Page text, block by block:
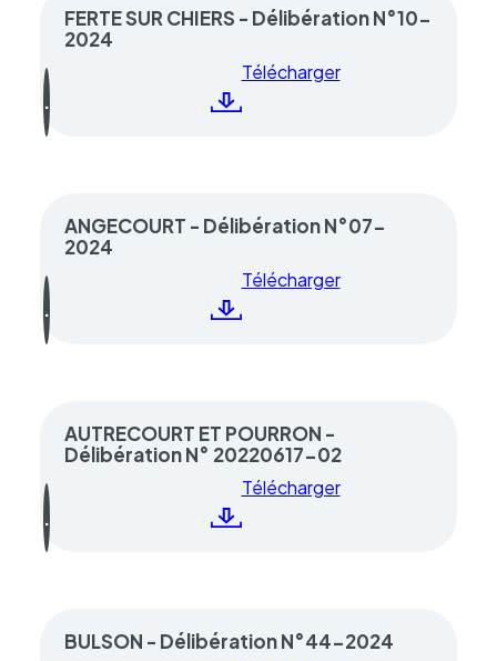
FERTE SUR CHIERS - Délibération N°10-
2024
Télécharger
ANGECOURT - Délibération N°07-
2024
Télécharger
AUTRECOURT ET POURRON -
Délibération N° 20220617-02
Télécharger
BULSON - Délibération N°44-2024